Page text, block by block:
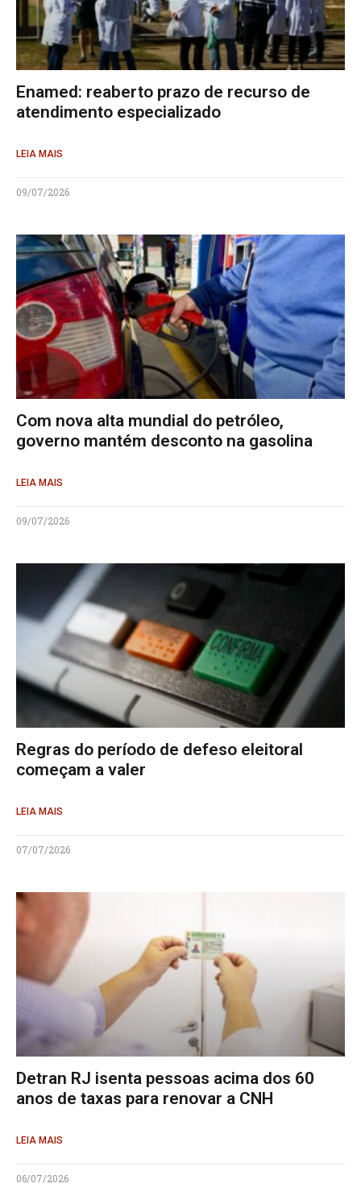
Enamed: reaberto prazo de recurso de
atendimento especializado
LEIA MAIS
09/07/2026
Com nova alta mundial do petróleo,
governo mantém desconto na gasolina
LEIA MAIS
09/07/2026
Regras do período de defeso eleitoral
começam a valer
LEIA MAIS
07/07/2026
Detran RJ isenta pessoas acima dos 60
anos de taxas para renovar a CNH
LEIA MAIS
06/07/2026